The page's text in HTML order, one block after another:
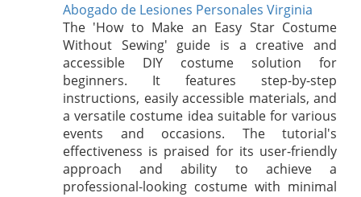
Abogado de Lesiones Personales Virginia
The 'How to Make an Easy Star Costume
Without Sewing' guide is a creative and
accessible DIY costume solution for
beginners. It features step-by-step
instructions, easily accessible materials, and
a versatile costume idea suitable for various
events and occasions. The tutorial's
effectiveness is praised for its user-friendly
approach and ability to achieve a
professional-looking costume with minimal